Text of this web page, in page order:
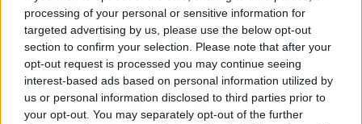
processing of your personal or sensitive information for
targeted advertising by us, please use the below opt-out
section to confirm your selection. Please note that after your
opt-out request is processed you may continue seeing
interest-based ads based on personal information utilized by
us or personal information disclosed to third parties prior to
your opt-out. You may separately opt-out of the further
προσδιορισμένων στόχων, αλλά και η
επιβράβευσή του, ως απόρροια της επίτευξης
συγκεκριμένων και μετρήσιμων αποτελεσμάτων.
ΔΙΑΦΗΜΙΣΗ